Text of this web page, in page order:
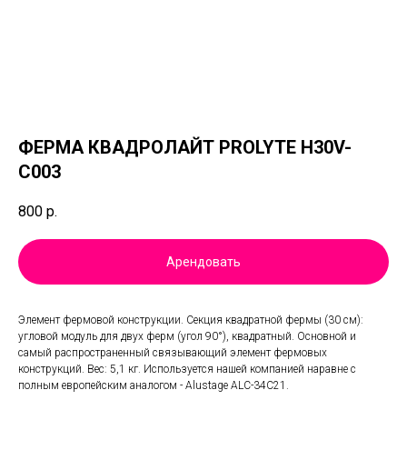
ФЕРМА КВАДРОЛАЙТ PROLYTE H30V-
C003
800 р.
Арендовать
Элемент фермовой конструкции. Секция квадратной фермы (30 см):
угловой модуль для двух ферм (угол 90°), квадратный. Основной и
самый распространенный связывающий элемент фермовых
конструкций. Вес: 5,1 кг. Используется нашей компанией наравне с
полным европейским аналогом - Alustage ALC-34C21.